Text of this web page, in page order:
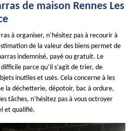
de maison Rennes Les
à organiser, n’hésitez pas à recourir à
de la valeur des biens permet de
indemnisé, payé ou gratuit. Le
parce qu’il s’agit de trier, de
inutiles et usés. Cela concerne à les
la déchetterie, dépotoir, bac à ordure,
tâches, n’hésitez pas à vous octroyer
et qualifié.